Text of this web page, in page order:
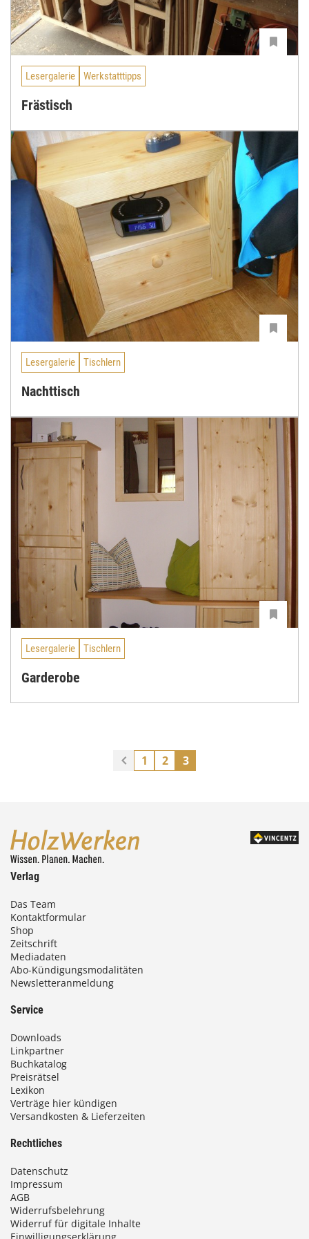
Lesergalerie Werkstatttipps
Frästisch
Lesergalerie Tischlern
Nachttisch
Lesergalerie Tischlern
Garderobe
1 2 3
Verlag
Das Team
Kontaktformular
Shop
Zeitschrift
Mediadaten
Abo-Kündigungsmodalitäten
Newsletteranmeldung
Service
Downloads
Linkpartner
Buchkatalog
Preisrätsel
Lexikon
Verträge hier kündigen
Versandkosten & Lieferzeiten
Rechtliches
Datenschutz
Impressum
AGB
Widerrufsbelehrung
Widerruf für digitale Inhalte